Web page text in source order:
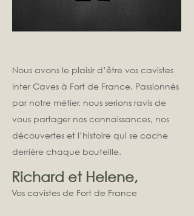
Nous avons le plaisir d’être vos cavistes
Inter Caves à Fort de France. Passionnés
par notre métier, nous serions ravis de
vous partager nos connaissances, nos
découvertes et l’histoire qui se cache
derrière chaque bouteille.
Richard et Helene,
Vos cavistes de Fort de France